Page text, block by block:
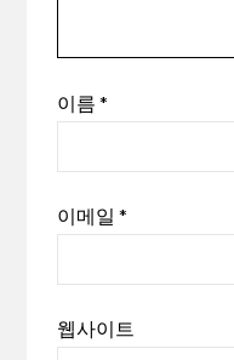
이름*
이메일*
웹사이트